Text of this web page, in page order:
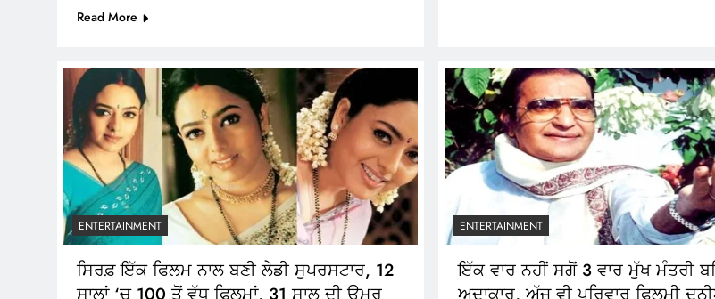
Read More
ENTERTAINMENT
ਸਿਰਫ਼ ਇੱਕ ਫਿਲਮ ਨਾਲ ਬਣੀ ਲੇਡੀ ਸੁਪਰਸਟਾਰ, 12
ਸਾਲਾਂ ‘ਚ 100 ਤੋਂ ਵੱਧ ਫਿਲਮਾਂ, 31 ਸਾਲ ਦੀ ਉਮਰ
ENTERTAINMENT
ਇੱਕ ਵਾਰ ਨਹੀਂ ਸਗੋਂ 3 ਵਾਰ ਮੁੱਖ ਮੰਤਰੀ
ਅਦਾਕਾਰ, ਅੱਜ ਵੀ ਪਰਿਵਾਰ ਫਿਲਮੀ